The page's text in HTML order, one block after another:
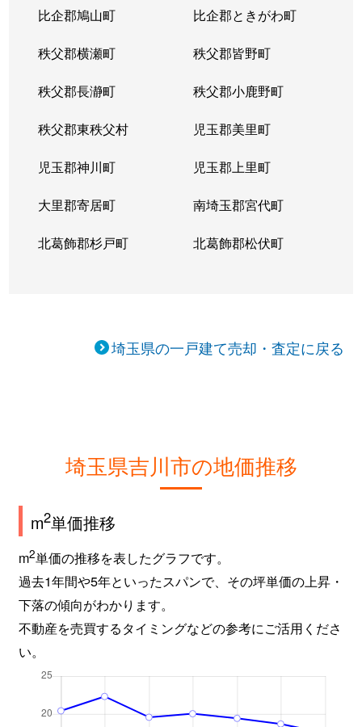
比企郡鳩山町 比企郡ときがわ町
秩父郡横瀬町 秩父郡皆野町
秩父郡長瀞町 秩父郡小鹿野町
秩父郡東秩父村 児玉郡美里町
児玉郡神川町 児玉郡上里町
大里郡寄居町 南埼玉郡宮代町
北葛飾郡杉戸町 北葛飾郡松伏町
埼玉県の一戸建て売却・査定に戻る
埼玉県吉川市の地価推移
m2単価推移
m2単価の推移を表したグラフです。
過去1年間や5年といったスパンで、その坪単価の上昇・
下落の傾向がわかります。
不動産を売買するタイミングなどの参考にご活用くださ
い。